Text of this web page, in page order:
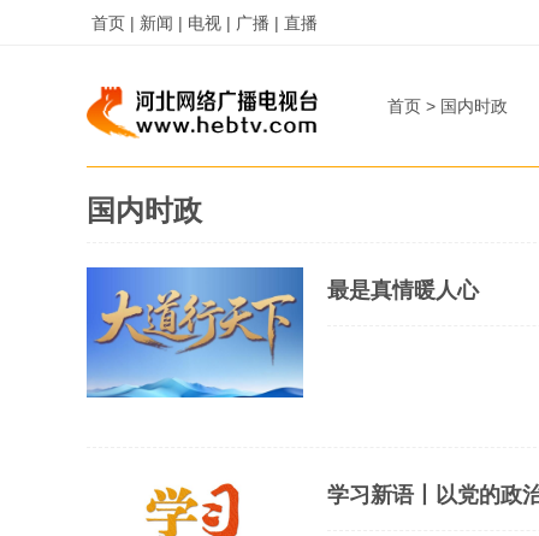
首页 | 新闻 | 电视 | 广播 | 直播
首页 > 国内时政
国内时政
最是真情暖人心
学习新语丨以党的政